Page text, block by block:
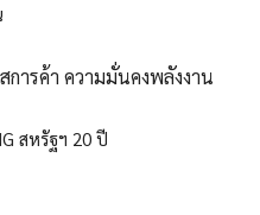
ารค้า ความมั่นคงพลังงาน
สหรัฐฯ 20 ปี